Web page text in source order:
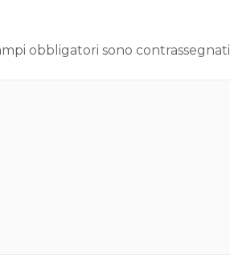
obbligatori sono contrassegnati